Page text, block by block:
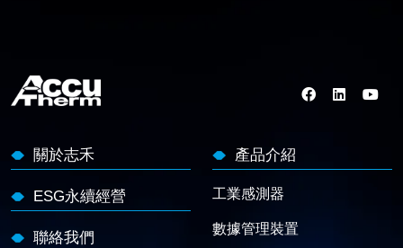
關於志禾
ESG永續經營
聯絡我們
產品介紹
工業感測器
數據管理裝置